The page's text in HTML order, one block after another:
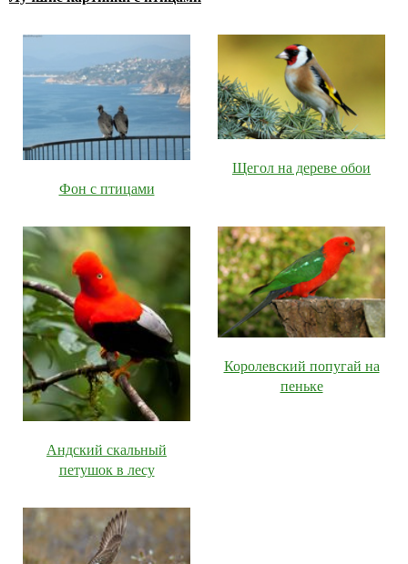
Фон с птицами
Щегол на дереве обои
Андский скальный
петушок в лесу
Королевский попугай на
пеньке